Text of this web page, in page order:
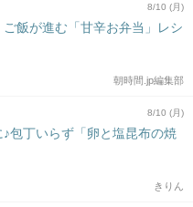
8/10 (月)
ご飯が進む「甘辛お弁当」レシ
朝時間.jp編集部
8/10 (月)
包丁いらず「卵と塩昆布の焼
きりん